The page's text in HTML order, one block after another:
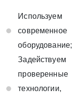
Используем
современное
оборудование;
Задействуем
проверенные
технологии,